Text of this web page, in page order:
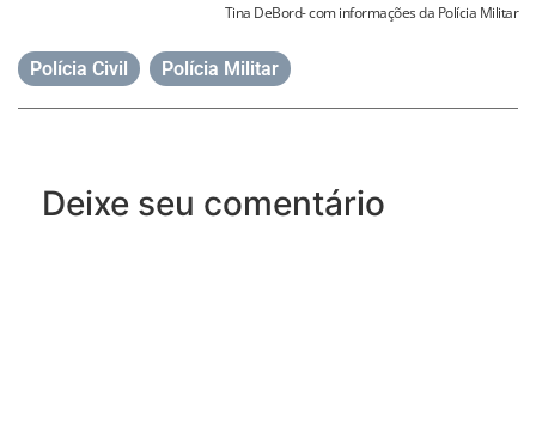
Tina DeBord- com informações da Polícia Militar
Polícia Civil Polícia Militar
Deixe seu comentário